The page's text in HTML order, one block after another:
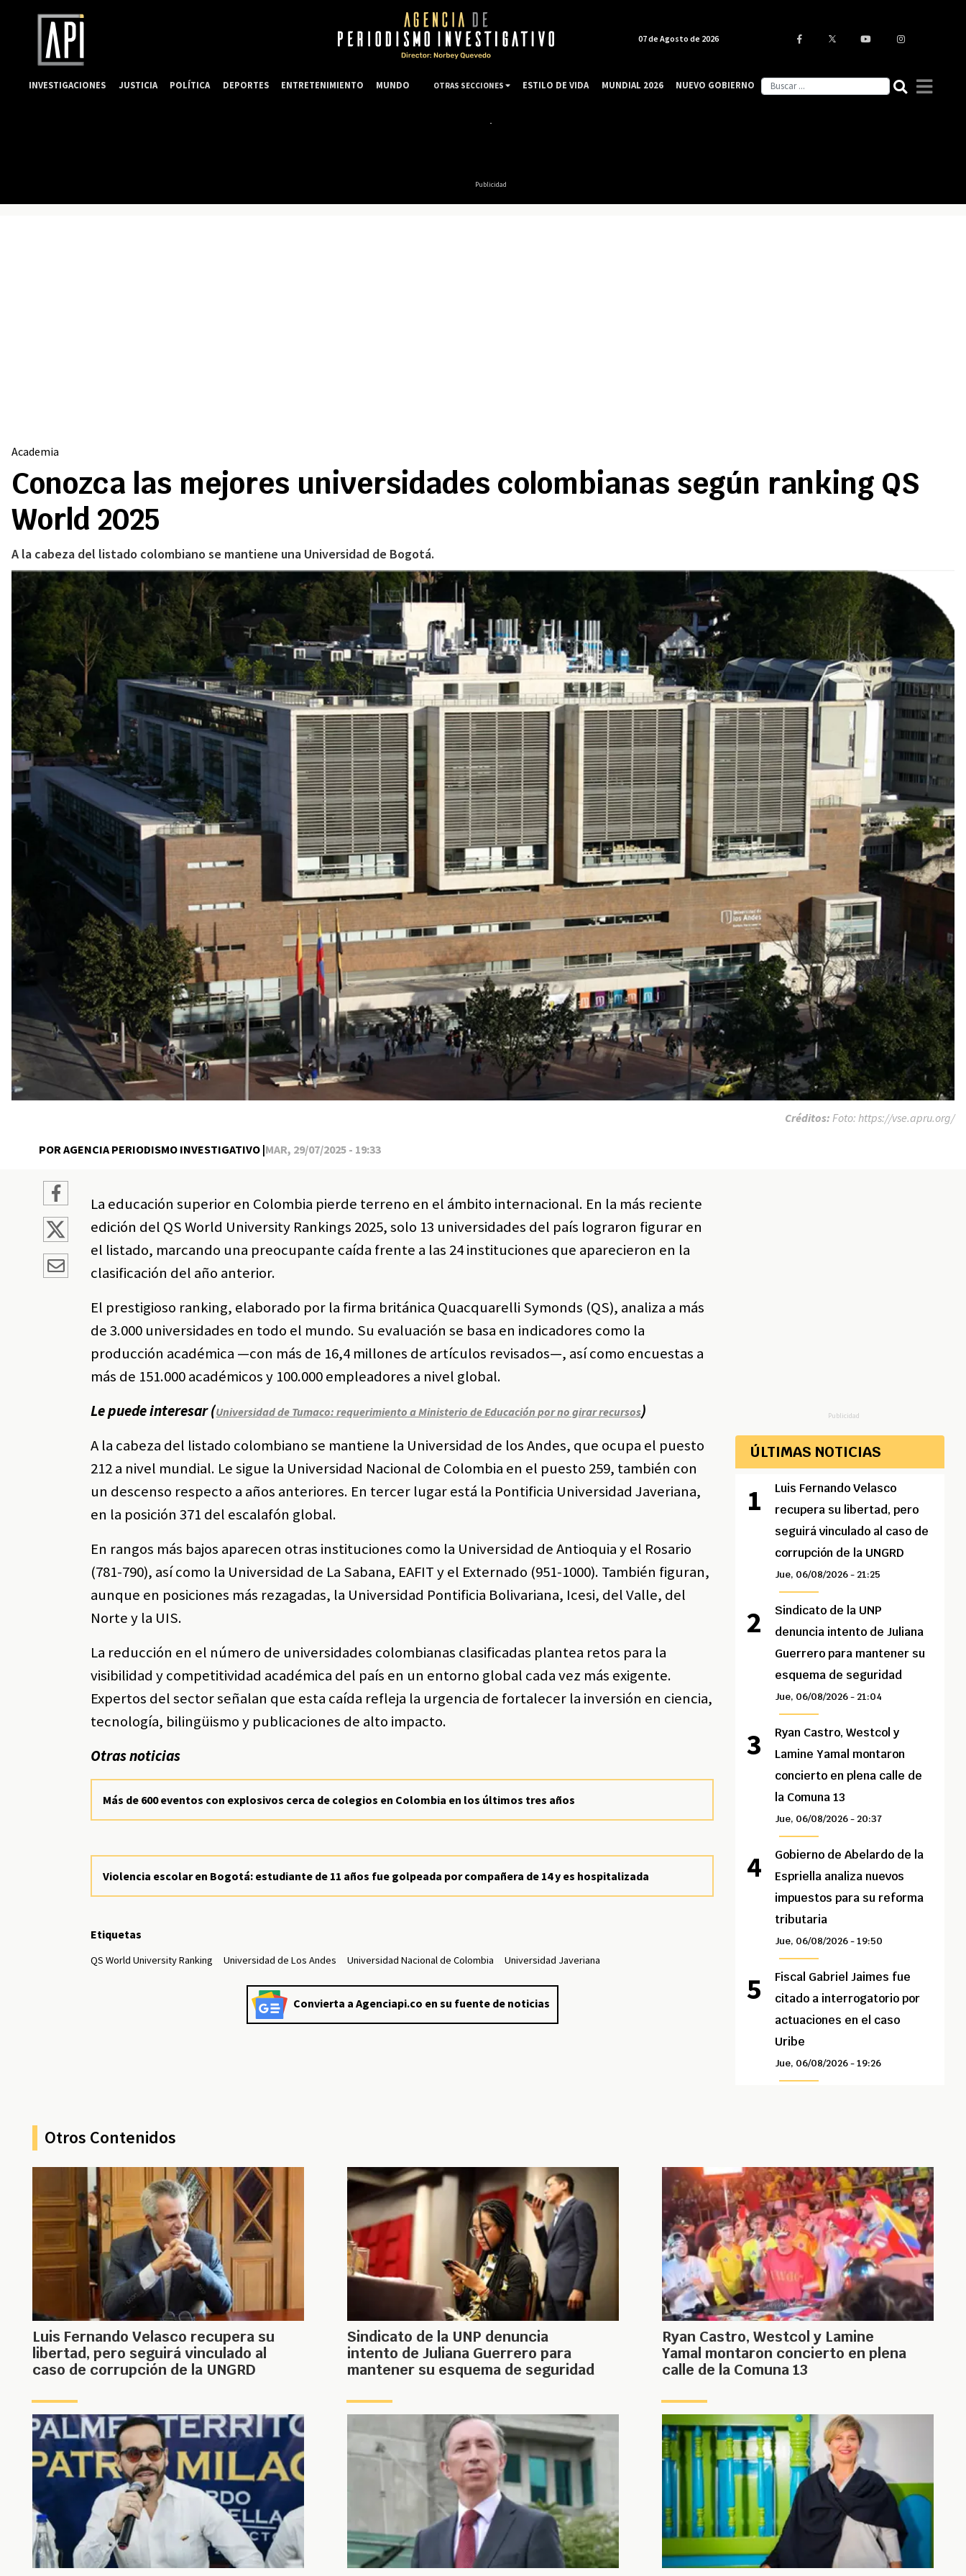
Publicidad
Academia
Conozca las mejores universidades colombianas según ranking QS
World 2025
A la cabeza del listado colombiano se mantiene una Universidad de Bogotá.
POR AGENCIA PERIODISMO INVESTIGATIVO |MAR, 29/07/2025 - 19:33
Créditos: Foto: https://vse.apru.org/
La educación superior en Colombia pierde terreno en el ámbito internacional. En la más reciente
edición del QS World University Rankings 2025, solo 13 universidades del país lograron figurar en
el listado, marcando una preocupante caída frente a las 24 instituciones que aparecieron en la
clasificación del año anterior.
El prestigioso ranking, elaborado por la firma británica Quacquarelli Symonds (QS), analiza a más
de 3.000 universidades en todo el mundo. Su evaluación se basa en indicadores como la
producción académica —con más de 16,4 millones de artículos revisados—, así como encuestas a
más de 151.000 académicos y 100.000 empleadores a nivel global.
Le puede interesar (Universidad de Tumaco: requerimiento a Ministerio de Educación por no girar recursos)
A la cabeza del listado colombiano se mantiene la Universidad de los Andes, que ocupa el puesto
212 a nivel mundial. Le sigue la Universidad Nacional de Colombia en el puesto 259, también con
un descenso respecto a años anteriores. En tercer lugar está la Pontificia Universidad Javeriana,
en la posición 371 del escalafón global.
En rangos más bajos aparecen otras instituciones como la Universidad de Antioquia y el Rosario
(781-790), así como la Universidad de La Sabana, EAFIT y el Externado (951-1000). También figuran,
aunque en posiciones más rezagadas, la Universidad Pontificia Bolivariana, Icesi, del Valle, del
Norte y la UIS.
La reducción en el número de universidades colombianas clasificadas plantea retos para la
visibilidad y competitividad académica del país en un entorno global cada vez más exigente.
Expertos del sector señalan que esta caída refleja la urgencia de fortalecer la inversión en ciencia,
tecnología, bilingüismo y publicaciones de alto impacto.
Otras noticias
Más de 600 eventos con explosivos cerca de colegios en Colombia en los últimos tres años
Violencia escolar en Bogotá: estudiante de 11 años fue golpeada por compañera de 14 y es hospitalizada
Etiquetas
QS World University Ranking Universidad de Los Andes Universidad Nacional de Colombia Universidad Javeriana
Convierta a Agenciapi.co en su fuente de noticias
Publicidad
ÚLTIMAS NOTICIAS
Luis Fernando Velasco
recupera su libertad, pero
seguirá vinculado al caso de
corrupción de la UNGRD
Jue, 06/08/2026 - 21:25
Sindicato de la UNP
denuncia intento de Juliana
Guerrero para mantener su
esquema de seguridad
Jue, 06/08/2026 - 21:04
Ryan Castro, Westcol y
Lamine Yamal montaron
concierto en plena calle de
la Comuna 13
Jue, 06/08/2026 - 20:37
Gobierno de Abelardo de la
Espriella analiza nuevos
impuestos para su reforma
tributaria
Jue, 06/08/2026 - 19:50
Fiscal Gabriel Jaimes fue
citado a interrogatorio por
actuaciones en el caso
Uribe
Jue, 06/08/2026 - 19:26
Otros Contenidos
Luis Fernando Velasco recupera su
libertad, pero seguirá vinculado al
caso de corrupción de la UNGRD
Sindicato de la UNP denuncia
intento de Juliana Guerrero para
mantener su esquema de seguridad
Ryan Castro, Westcol y Lamine
Yamal montaron concierto en plena
calle de la Comuna 13
07 de Agosto de 2026
INVESTIGACIONES JUSTICIA POLÍTICA DEPORTES ENTRETENIMIENTO MUNDO OTRAS SECCIONES ESTILO DE VIDA MUNDIAL 2026 NUEVO GOBIERNO